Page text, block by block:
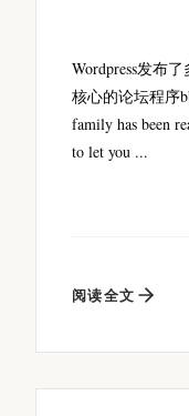
Wordpress发布
核心的论坛程序
family has been
to let you ...
阅读全文